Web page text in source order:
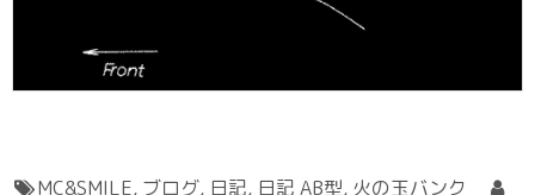
MC&SMILE, ブログ, 日記, 日記 AB型, 火の玉バンク